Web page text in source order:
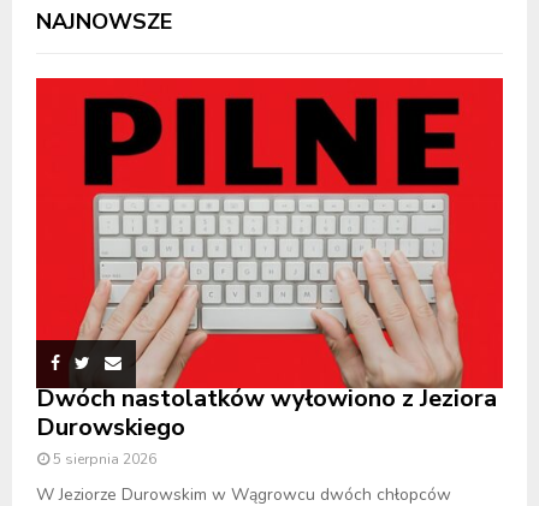
NAJNOWSZE
Dwóch nastolatków wyłowiono z Jeziora
Durowskiego
5 sierpnia 2026
W Jeziorze Durowskim w Wągrowcu dwóch chłopców